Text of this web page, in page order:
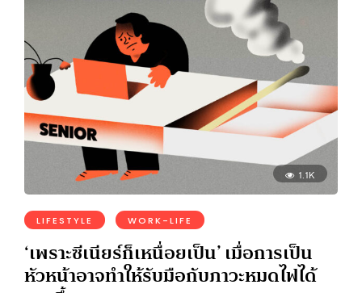
1.1K
LIFESTYLE WORK-LIFE
‘เพราะซีเนียร์ก็เหนื่อยเป็น’ เมื่อการเป็น
หัวหน้าอาจทำให้รับมือกับภาวะหมดไฟได้